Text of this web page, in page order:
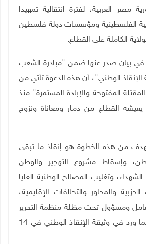
مصر العربية، لفترة انتقالية تمهيدا
الفلسطينية ومؤسسات دولة فلسطين
الكاملة على القطاع.
بيان صدر عنها ضمن "مبادرة الشعب
الإنقاذ الوطني"، أن هذه الدعوة تأتي من
المفتوحة والإبادة المستمرة" منذ
يعيشه القطاع من دمار ومعاناة ونزوح
من هذه الخطوة هو إنقاذ ما تبقى
وإسقاط مشروع التهجير والوطن
وتغليب المصالح الوطنية العليا
والمحاور والتحالفات الإقليمية،
ومسؤول تحت مظلة منظمة التحرير
الفلسطينية، وفقا لما ورد في وثيقة الإنقاذ الوطني في 14